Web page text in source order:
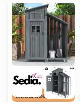
Beoordeeld met 9+